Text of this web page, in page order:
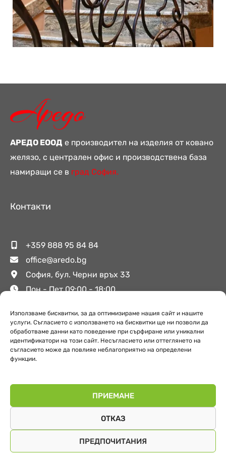
Използваме бисквитки, за да оптимизираме нашия сайт и нашите
услуги. Съгласието с използването на бисквитки ще ни позволи да
обработваме данни като поведение при сърфиране или уникални
идентификатори на този сайт. Несъгласието или оттеглянето на
съгласието може да повлияе неблагоприятно на определени
функции.
ПРИЕМАНЕ
ОТКАЗ
ПРЕДПОЧИТАНИЯ
АРЕДО ЕООД е производител на изделия от ковано
желязо, с централен офис и производствена база
намиращи се в град София.
Контакти
+359 888 95 84 84
office@aredo.bg
София, бул. Черни връх 33
Пон - Пет 09:00 - 18:00
Полезни връзки
За Аредо